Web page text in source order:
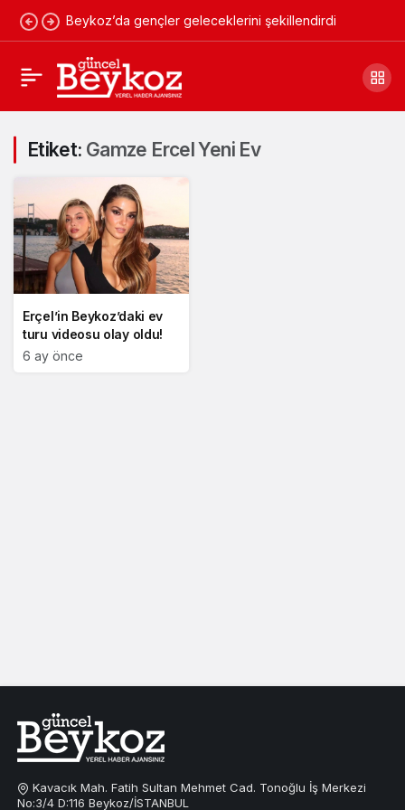
Beykoz’da gençler geleceklerini şekillendirdi
Etiket: Gamze Ercel Yeni Ev
Erçel’in Beykoz’daki ev
turu videosu olay oldu!
6 ay önce
Kavacık Mah. Fatih Sultan Mehmet Cad. Tonoğlu İş Merkezi
No:3/4 D:116 Beykoz/İSTANBUL